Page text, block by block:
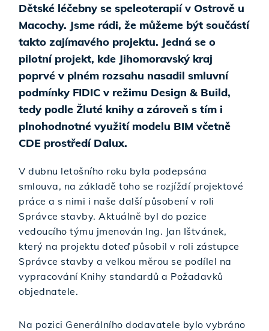
Dětské léčebny se speleoterapií v Ostrově u
Macochy. Jsme rádi, že můžeme být součástí
takto zajímavého projektu. Jedná se o
pilotní projekt, kde Jihomoravský kraj
poprvé v plném rozsahu nasadil smluvní
podmínky FIDIC v režimu Design & Build,
tedy podle Žluté knihy a zároveň s tím i
plnohodnotné využití modelu BIM včetně
CDE prostředí Dalux.
V dubnu letošního roku byla podepsána
smlouva, na základě toho se rozjíždí projektové
práce a s nimi i naše další působení v roli
Správce stavby. Aktuálně byl do pozice
vedoucího týmu jmenován Ing. Jan Ištvánek,
který na projektu doteď působil v roli zástupce
Správce stavby a velkou měrou se podílel na
vypracování Knihy standardů a Požadavků
objednatele.
Na pozici Generálního dodavatele bylo vybráno